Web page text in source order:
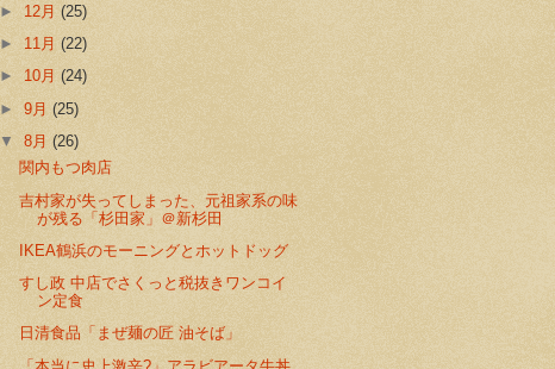
► 12月(25)
► 11月(22)
► 10月(24)
►9月(25)
▼8月(26)
関内もつ肉店
吉村家が失ってしまった、元祖家系の味
が残る「杉田家」＠新杉田
IKEA鶴浜のモーニングとホットドッグ
すし政 中店でさくっと税抜きワンコイ
ン定食
日清食品「まぜ麺の匠 油そば」